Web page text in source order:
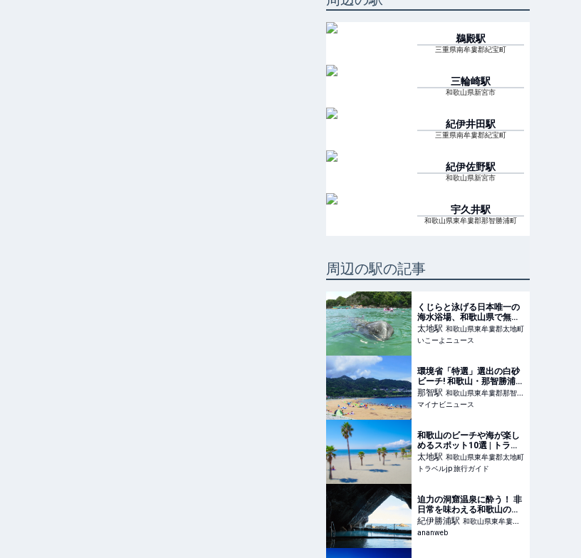
鵜殿駅
三重県南牟婁郡紀宝町
三輪崎駅
和歌山県新宮市
紀伊井田駅
三重県南牟婁郡紀宝町
紀伊佐野駅
和歌山県新宮市
宇久井駅
和歌山県東牟婁郡那智勝浦町
周辺の駅の記事
くじらと泳げる日本唯一の
海水浴場、和歌山県で無料
開催 ハナゴンドウ2頭と
会える
太地駅 和歌山県東牟婁郡太地町
いこーよニュース
環境省「特選」選出の白砂
ビーチ! 和歌山・那智勝浦
「ブルービーチ那智」開設
- 「第17回那智勝浦町花火
大会」も開催へ
那智駅 和歌山県東牟婁郡那智勝
浦町
マイナビニュース
和歌山のビーチや海が楽し
めるスポット10選 | トラベ
ルjp 旅行ガイド
太地駅 和歌山県東牟婁郡太地町
トラベルjp 旅行ガイド
迫力の洞窟温泉に酔う！ 非
日常を味わえる和歌山のパ
ラダイス「ホテル浦島」
紀伊勝浦駅 和歌山県東牟婁郡
那智勝浦町
ananweb